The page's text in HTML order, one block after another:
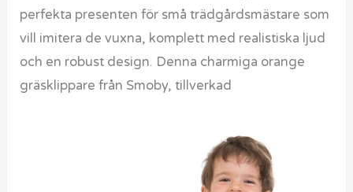
perfekta presenten för små trädgårdsmästare som
vill imitera de vuxna, komplett med realistiska ljud
och en robust design. Denna charmiga orange
gräsklippare från Smoby, tillverkad